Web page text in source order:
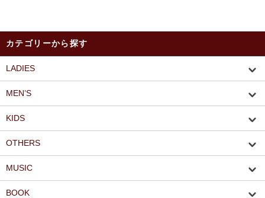
カテゴリーから探す
LADIES
MEN’S
KIDS
OTHERS
MUSIC
BOOK